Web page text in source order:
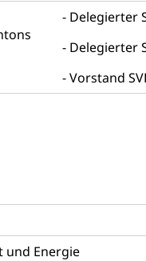
Delegierter
Delegierter
Vorstand
und Energie
Bienen
Erbschaft,
Wehrpflicht,
Polizei, Feuerwehr,